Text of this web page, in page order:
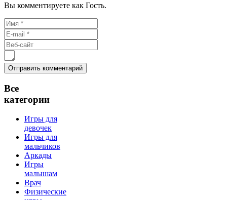
Вы комментируете как Гость.
Все
категории
Игры для
девочек
Игры для
мальчиков
Аркады
Игры
малышам
Врач
Физические